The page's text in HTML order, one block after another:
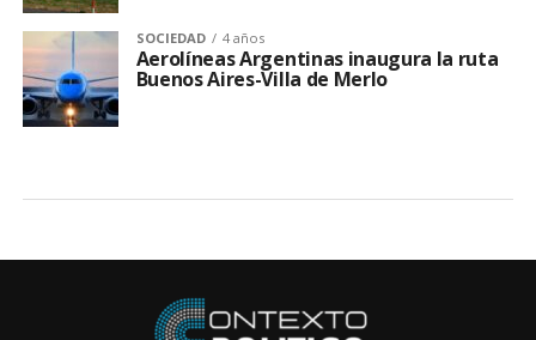
SOCIEDAD 4 años
Aerolíneas Argentinas inaugura la ruta
Buenos Aires-Villa de Merlo